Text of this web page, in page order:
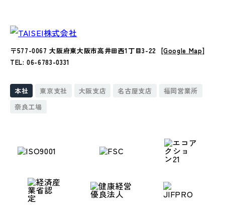
〒577-0067 大阪府東大阪市高井田西1丁目3-22 [Google Map]
TEL: 06-6783-0331
本社 東京支社 大阪支店 名古屋支店
福岡営業所
奈良工場